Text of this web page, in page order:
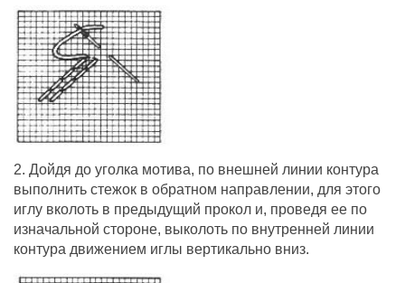
2. Дойдя до уголка мотива, по внешней линии контура
выполнить стежок в обратном направлении, для этого
иглу вколоть в предыдущий прокол и, проведя ее по
изначальной стороне, выколоть по внутренней линии
контура движением иглы вертикально вниз.